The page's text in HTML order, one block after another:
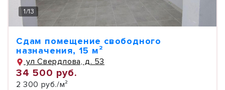
1/13
Сдам помещение свободного
назначения, 15 м²
ул Свердлова, д. 53
34 500 руб.
2 300 руб./м²